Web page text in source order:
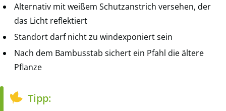
Alternativ mit weißem Schutzanstrich versehen, der
das Licht reflektiert
Standort darf nicht zu windexponiert sein
Nach dem Bambusstab sichert ein Pfahl die ältere
Pflanze
Tipp: